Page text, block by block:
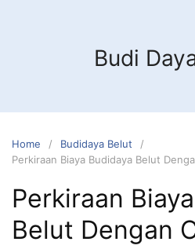
Budi
Home
Budidaya Belut
Perkiraan Biaya Budidaya Belut
Perkiraan
Belut Dengan